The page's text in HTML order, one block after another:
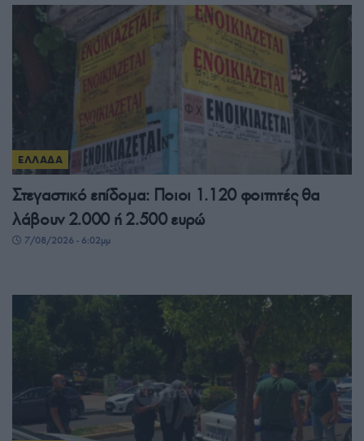
ΕΛΛΑΔΑ
Στεγαστικό επίδομα: Ποιοι 1.120 φοιτητές θα
λάβουν 2.000 ή 2.500 ευρώ
7/08/2026 - 6:02μμ